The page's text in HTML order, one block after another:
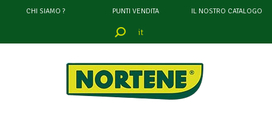
CHI SIAMO ? PUNTI VENDITA IL NOSTRO CATALOGO
it
filtrare
attraverso